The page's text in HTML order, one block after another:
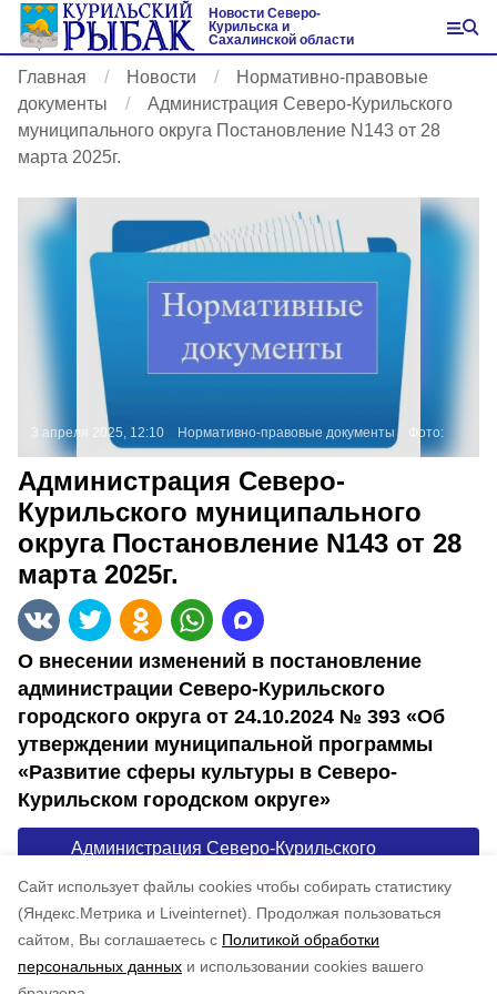
Cайт использует файлы cookies чтобы собирать статистику
(Яндекс.Метрика и Liveinternet).
Продолжая пользоваться
сайтом, Вы соглашаетесь с Политикой обработки
персональных данных и использовании cookies вашего
Новости Северо-
Курильска и
Сахалинской области
Главная Новости
Нормативно-правовые
документы
Администрация Северо-Курильского
муниципального округа Постановление N143 от 28
марта 2025г.
3 апреля 2025, 12:10 Нормативно-правовые документы Фото:
Администрация Северо-
Курильского муниципального
округа Постановление N143 от 28
марта 2025г.
О внесении изменений в постановление
администрации Северо-Курильского
городского округа от 24.10.2024 № 393 «Об
утверждении муниципальной программы
«Развитие сферы культуры в Северо-
Курильском городском округе»
Администрация Северо-Курильского
от 28 марта 2025г.
по оценке